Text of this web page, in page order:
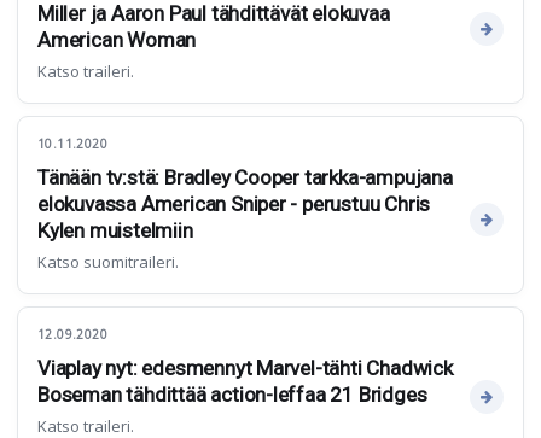
Miller ja Aaron Paul tähdittävät elokuvaa
American Woman
Katso traileri.
10.11.2020
Tänään tv:stä: Bradley Cooper tarkka-ampujana
elokuvassa American Sniper - perustuu Chris
Kylen muistelmiin
Katso suomitraileri.
12.09.2020
Viaplay nyt: edesmennyt Marvel-tähti Chadwick
Boseman tähdittää action-leffaa 21 Bridges
Katso traileri.